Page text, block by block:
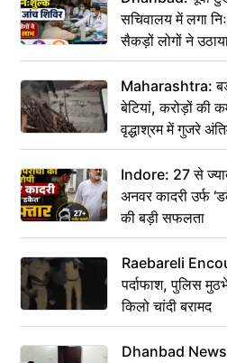
सचिवालय में लगा
सैकड़ों लोगों ने
Maharashtra: बड़े
बेटियां, करोड़ों की
वृद्धाश्रम में गुजरे
कहा– अंतिम संस्कार
Indore: 27 से
अनवर कादरी उर्फ
की बड़ी सफलता
Raebareli
पर्दाफाश, पुलिस
किलो चांदी बरामद
Dhanbad News: